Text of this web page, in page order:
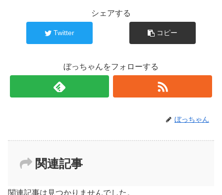
シェアする
Twitter コピー
ぼっちゃんをフォローする
ぼっちゃん
関連記事
関連記事は見つかりませんでした。